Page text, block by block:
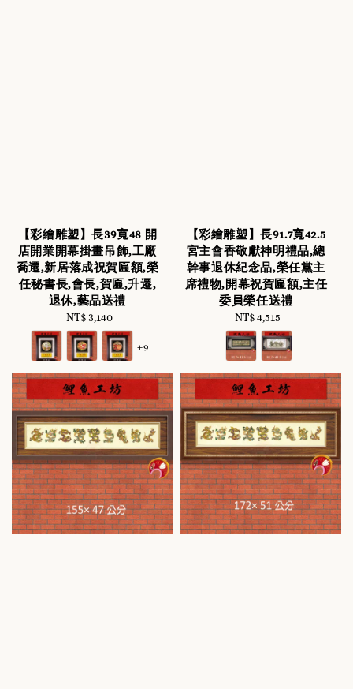
【彩繪雕塑】長39寬48 開
店開業開幕掛畫吊飾,工廠
喬遷,新居落成祝賀匾額,榮
任秘書長,會長,賀匾,升遷,
退休,藝品送禮
Regular
price
NT$ 3,140
+9
【彩繪雕塑】長91.7寬42.5
宮主會香敬獻神明禮品,總
幹事退休紀念品,榮任黨主
席禮物,開幕祝賀匾額,主任
委員榮任送禮
Regular
price
NT$ 4,515